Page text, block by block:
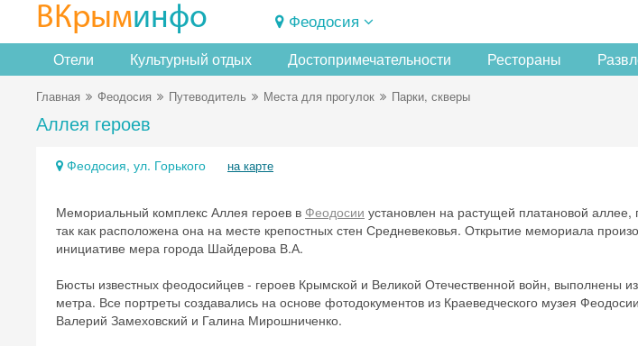
ВКрыминфо Феодосия
Отели Культурный отдых Достопримечательности Рестораны
Главная Феодосия Путеводитель Места для прогулок Парки, скверы
Аллея героев
Феодосия, ул. Горького на карте
Мемориальный комплекс Аллея героев в Феодосии установлен на растущей платановой
так как расположена она на месте крепостных стен Средневековья. Открытие мемориала
инициативе мера города Шайдерова В.А.
Бюсты известных феодосийцев - героев Крымской и Великой Отечественной войн, выполнены из
метра. Все портреты создавались на основе фотодокументов из Краеведческого музея
Валерий Замеховский и Галина Мирошниченко.